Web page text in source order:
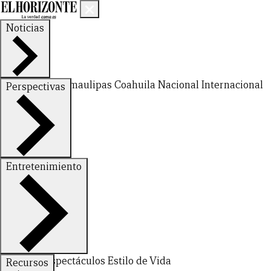
Noticias
Nuevo LeónTamaulipas Coahuila NacionalInternacional
Perspectivas
FinanzasOpinión
Entretenimiento
DeportesEspectáculos Estilo de Vida
Recursos
CERRAR
X